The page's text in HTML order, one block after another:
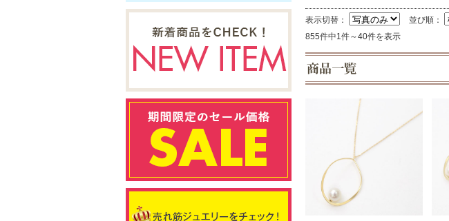
表示切替：
並び順：
855件中1件～40件を表示